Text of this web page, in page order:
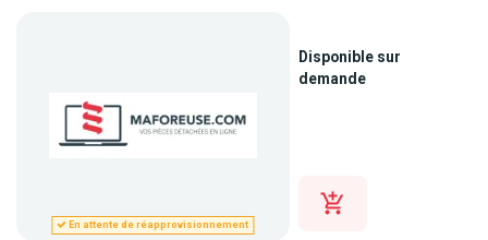
En attente de réapprovisionnement
Disponible sur
demande